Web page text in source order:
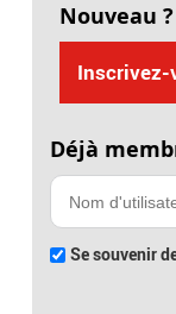
Nouveau ?
Inscrivez-
Déjà
Se souvenir